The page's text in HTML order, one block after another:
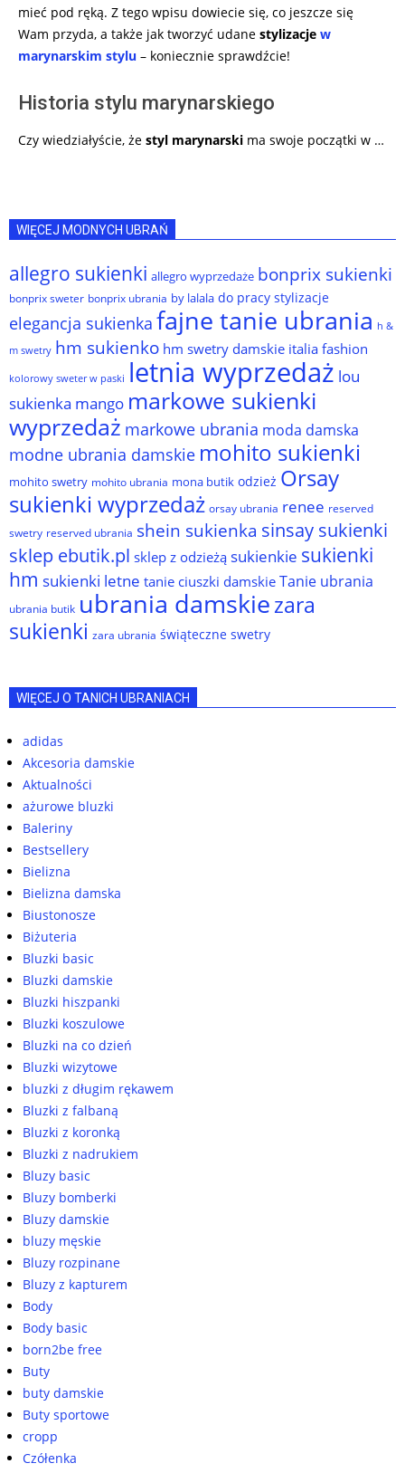
mieć pod ręką. Z tego wpisu dowiecie się, co jeszcze się
Wam przyda, a także jak tworzyć udane stylizacje w
marynarskim stylu – koniecznie sprawdźcie!
Historia stylu marynarskiego
Czy wiedziałyście, że styl marynarski ma swoje początki w …
WIĘCEJ MODNYCH UBRAŃ
allegro sukienki allegro wyprzedaże bonprix sukienki
bonprix sweter bonprix ubrania by lalala do pracy stylizacje
elegancja sukienka fajne tanie ubrania h &
m swetry hm sukienko hm swetry damskie italia fashion
kolorowy sweter w paski letnia wyprzedaż lou
sukienka mango markowe sukienki
wyprzedaż markowe ubrania moda damska
modne ubrania damskie mohito sukienki
mohito swetry mohito ubrania mona butik odzież Orsay
sukienki wyprzedaż orsay ubrania renee reserved
swetry reserved ubrania shein sukienka sinsay sukienki
sklep ebutik.pl sklep z odzieżą sukienkie sukienki
hm sukienki letne tanie ciuszki damskie Tanie ubrania
ubrania butik ubrania damskiezara
sukienki zara ubrania świąteczne swetry
WIĘCEJ O TANICH UBRANIACH
adidas
Akcesoria damskie
Aktualności
ażurowe bluzki
Baleriny
Bestsellery
Bielizna
Bielizna damska
Biustonosze
Biżuteria
Bluzki basic
Bluzki damskie
Bluzki hiszpanki
Bluzki koszulowe
Bluzki na co dzień
Bluzki wizytowe
bluzki z długim rękawem
Bluzki z falbaną
Bluzki z koronką
Bluzki z nadrukiem
Bluzy basic
Bluzy bomberki
Bluzy damskie
bluzy męskie
Bluzy rozpinane
Bluzy z kapturem
Body
Body basic
born2be free
Buty
buty damskie
Buty sportowe
cropp
Czółenka